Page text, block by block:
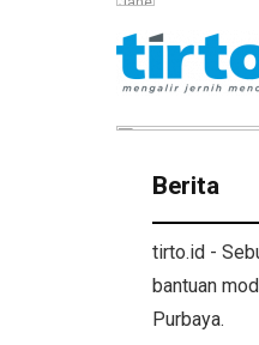
Berita
tirto.id -
bantuan
Purbaya.